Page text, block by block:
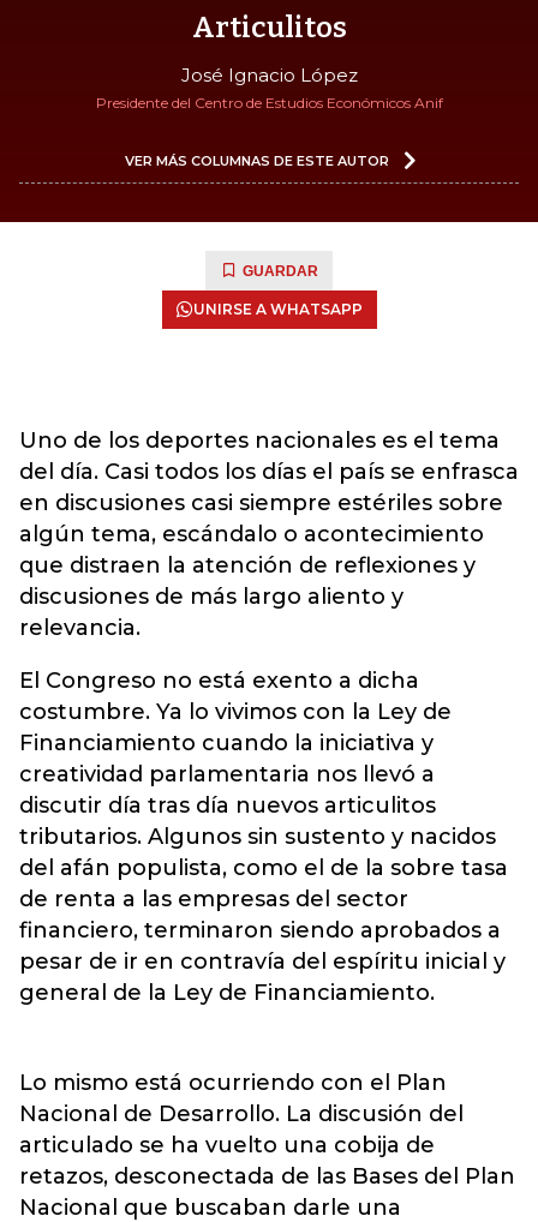
Articulitos
José Ignacio López
Presidente del Centro de Estudios Económicos Anif
VER MÁS COLUMNAS DE ESTE AUTOR
GUARDAR
UNIRSE A WHATSAPP
Uno de los deportes nacionales es el tema
del día. Casi todos los días el país se enfrasca
en discusiones casi siempre estériles sobre
algún tema, escándalo o acontecimiento
que distraen la atención de reflexiones y
discusiones de más largo aliento y
relevancia.
El Congreso no está exento a dicha
costumbre. Ya lo vivimos con la Ley de
Financiamiento cuando la iniciativa y
creatividad parlamentaria nos llevó a
discutir día tras día nuevos articulitos
tributarios. Algunos sin sustento y nacidos
del afán populista, como el de la sobre tasa
de renta a las empresas del sector
financiero, terminaron siendo aprobados a
pesar de ir en contravía del espíritu inicial y
general de la Ley de Financiamiento.
Lo mismo está ocurriendo con el Plan
Nacional de Desarrollo. La discusión del
articulado se ha vuelto una cobija de
retazos, desconectada de las Bases del Plan
Nacional que buscaban darle una